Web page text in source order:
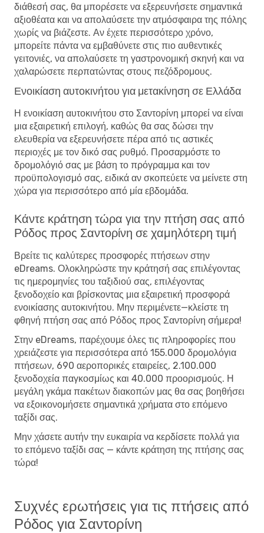
διάθεσή σας, θα μπορέσετε να εξερευνήσετε σημαντικά
αξιοθέατα και να απολαύσετε την ατμόσφαιρα της πόλης
χωρίς να βιάζεστε. Αν έχετε περισσότερο χρόνο,
μπορείτε πάντα να εμβαθύνετε στις πιο αυθεντικές
γειτονιές, να απολαύσετε τη γαστρονομική σκηνή και να
χαλαρώσετε περπατώντας στους πεζόδρομους.
Ενοικίαση αυτοκινήτου για μετακίνηση σε Ελλάδα
Η ενοικίαση αυτοκινήτου στο Σαντορίνη μπορεί να είναι
μια εξαιρετική επιλογή, καθώς θα σας δώσει την
ελευθερία να εξερευνήσετε πέρα ​​από τις αστικές
περιοχές με τον δικό σας ρυθμό. Προσαρμόστε το
δρομολόγιό σας με βάση το πρόγραμμα και τον
προϋπολογισμό σας, ειδικά αν σκοπεύετε να μείνετε στη
χώρα για περισσότερο από μία εβδομάδα.
Κάντε κράτηση τώρα για την πτήση σας από
Ρόδος προς Σαντορίνη σε χαμηλότερη τιμή
Βρείτε τις καλύτερες προσφορές πτήσεων στην
eDreams. Ολοκληρώστε την κράτησή σας επιλέγοντας
τις ημερομηνίες του ταξιδιού σας, επιλέγοντας
ξενοδοχείο και βρίσκοντας μια εξαιρετική προσφορά
ενοικίασης αυτοκινήτου. Μην περιμένετε—κλείστε τη
φθηνή πτήση σας από Ρόδος προς Σαντορίνη σήμερα!
Στην eDreams, παρέχουμε όλες τις πληροφορίες που
χρειάζεστε για περισσότερα από 155.000 δρομολόγια
πτήσεων, 690 αεροπορικές εταιρείες, 2.100.000
ξενοδοχεία παγκοσμίως και 40.000 προορισμούς. Η
μεγάλη γκάμα πακέτων διακοπών μας θα σας βοηθήσει
να εξοικονομήσετε σημαντικά χρήματα στο επόμενο
ταξίδι σας.
Μην χάσετε αυτήν την ευκαιρία να κερδίσετε πολλά για
το επόμενο ταξίδι σας — κάντε κράτηση της πτήσης σας
τώρα!
Συχνές ερωτήσεις για τις πτήσεις από
Ρόδος για Σαντορίνη